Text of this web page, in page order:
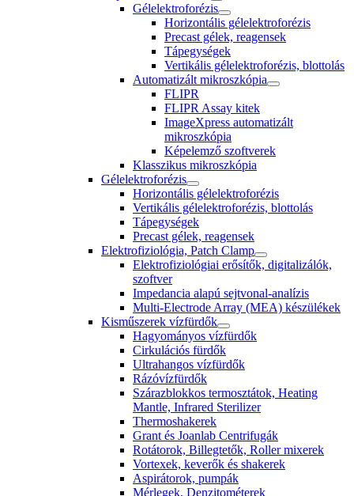
Gélelektroforézis
Horizontális gélelektroforézis
Precast gélek, reagensek
Tápegységek
Vertikális gélelektroforézis, blottolás
Automatizált mikroszkópia
FLIPR
FLIPR Assay kitek
ImageXpress automatizált
mikroszkópia
Képelemző szoftverek
Klasszikus mikroszkópia
Gélelektroforézis
Horizontális gélelektroforézis
Vertikális gélelektroforézis, blottolás
Tápegységek
Precast gélek, reagensek
Elektrofiziológia, Patch Clamp
Elektrofiziológiai erősítők, digitalizálók,
szoftver
Impedancia alapú sejtvonal-analízis
Multi-Electrode Array (MEA) készülékek
Kisműszerek vízfürdők
Hagyományos vízfürdők
Cirkulációs fürdők
Ultrahangos vízfürdők
Rázóvízfürdők
Szárazblokkos termosztátok, Heating
Mantle, Infrared Sterilizer
Thermoshakerek
Grant és Joanlab Centrifugák
Rotátorok, Billegtetők, Roller mixerek
Vortexek, keverők és shakerek
Aspirátorok, pumpák
Mérlegek, Denzitométerek